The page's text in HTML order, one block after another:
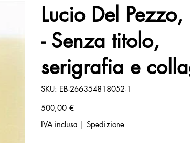
Lucio Del
- Senza titolo,
serigrafia e
SKU:
SKU
EB-
EB-266354818052-1
Prezzo
500,00 €
IVA inclusa | Spedizione